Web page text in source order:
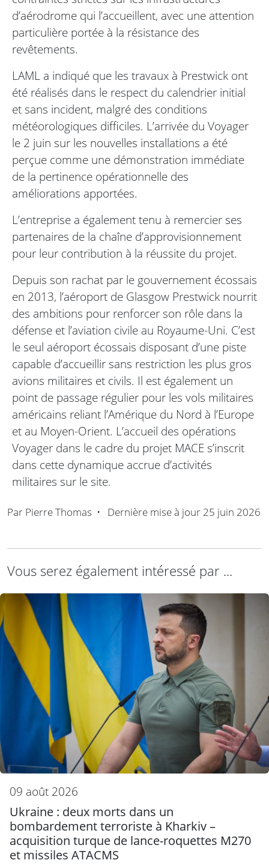
d’aérodrome qui l’accueillent, avec une attention
particulière portée à la résistance des
revêtements.
LAML a indiqué que les travaux à Prestwick ont
été réalisés dans le respect du calendrier initial
et sans incident, malgré des conditions
météorologiques difficiles. L’arrivée du Voyager
le 2 juin sur les nouvelles installations a été
perçue comme une démonstration immédiate
de la pertinence opérationnelle des
améliorations apportées.
L’entreprise a également tenu à remercier ses
partenaires de la chaîne d’approvisionnement
pour leur contribution à la réussite du projet.
Depuis son rachat par le gouvernement écossais
en 2013, l’aéroport de Glasgow Prestwick nourrit
des ambitions pour renforcer son rôle dans la
défense et l’aviation civile au Royaume-Uni. C’est
le seul aéroport écossais disposant d’une piste
capable d’accueillir sans restriction les plus gros
avions militaires et civils. Il est également un
point de passage régulier pour les vols militaires
américains reliant l’Amérique du Nord à l’Europe
et au Moyen-Orient. L’accueil des opérations
Voyager dans le cadre du projet MACE s’inscrit
dans cette dynamique accrue d’activités
militaires sur le site.
Par Pierre Thomas • Dernière mise à jour 25 juin 2026
Vous serez également intéressé par ...
09 août 2026
Ukraine : deux morts dans un
bombardement terroriste à Kharkiv –
acquisition turque de lance-roquettes M270
et missiles ATACMS